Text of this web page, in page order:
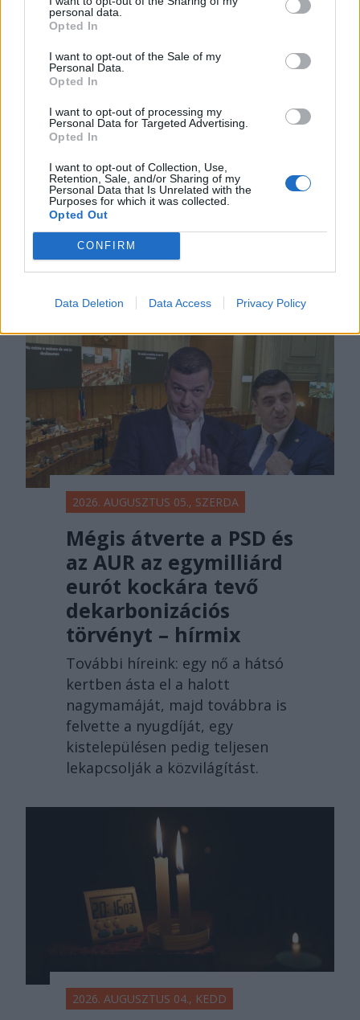
personal data.
Opted In
I want to opt-out of the Sale of my
Personal Data.
Opted In
I want to opt-out of processing my
Personal Data for Targeted Advertising.
Opted In
I want to opt-out of Collection, Use,
Retention, Sale, and/or Sharing of my
Personal Data that Is Unrelated with the
Purposes for which it was collected.
Opted Out
CONFIRM
Data Deletion Data Access Privacy Policy
2026. AUGUSZTUS 06., CSÜTÖRTÖK
energiaválság miatt
rendkívüli
intézkedéseket hoztunk
csütörtökön – hírmix
Energiatakarékosságra hívja fel a
lakosságot a kormány. Továbbá:
gondatlanságból elkövetett
emberöléssel vádolnak egy hegyi
vezetőt a Bucsecs-hegységben
történt baleset miatt.
2026. AUGUSZTUS 05., SZERDA
Mégis átverte a PSD és
az AUR az egymilliárd
eurót kockára tevő
dekarbonizációs
törvényt – hírmix
További híreink: egy nő a hátsó
kertben ásta el a halott
nagymamáját, majd továbbra is
felvette a nyugdíját, egy
kistelepülésen pedig teljesen
lekapcsolják a közvilágítást.
2026. AUGUSZTUS 04., KEDD